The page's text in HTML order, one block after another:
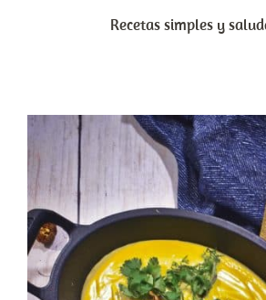
Recetas simples y